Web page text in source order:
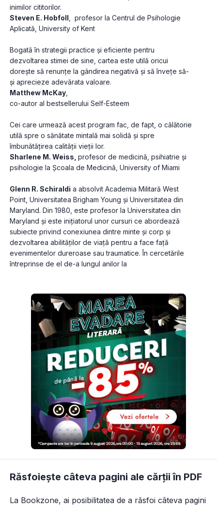
inimilor cititorilor.
Steven E. Hobfoll ,  profesor la Centrul de Psihologie
Aplicată, University of Kent
Bogată în strategii practice și eficiente pentru
dezvoltarea stimei de sine, cartea este utilă oricui
dorește să renunțe la gândirea negativă și să învețe să-
și aprecieze adevărata valoare.
Matthew McKay
co-autor al bestsellerului Self-Esteem
Cei care urmează acest program fac, de fapt, o călătorie
utilă spre o sănătate mintală mai solidă și spre
îmbunătățirea calității vieții lor.
Sharlene M. Weiss, profesor de medicină, psihiatrie și
psihologie la Școala de Medicină, University of Miami
Glenn R. Schiraldi a absolvit Academia Militară West
Point, Universitatea Brigham Young și Universitatea din
Maryland. Din 1980, este profesor la Universitatea din
Maryland și este inițiatorul unor cursuri ce abordează
subiecte privind conexiunea dintre minte și corp și
dezvoltarea abilităților de viață pentru a face față
evenimentelor dureroase sau traumatice. În cercetările
întreprinse de el de-a lungul anilor la
Răsfoiește câteva pagini ale cărții în PDF
La Bookzone, ai posibilitatea de a răsfoi câteva pagini